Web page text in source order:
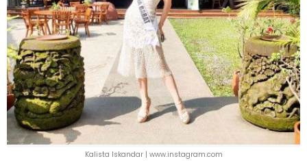
Kalista Iskandar | www.instagram.com